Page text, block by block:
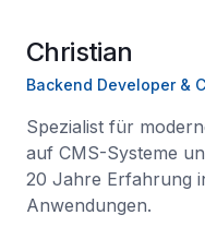
Christian
Backend Developer &
Spezialist für
auf CMS-Systeme
20 Jahre Erfahrung
Anwendungen.